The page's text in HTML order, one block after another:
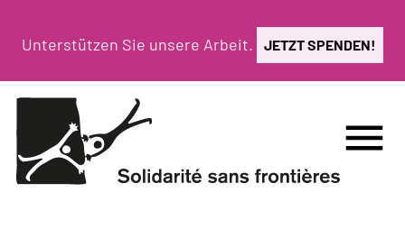
zumUnterstützen Sie unsere Arbeit. JETZT SPENDEN!
menu